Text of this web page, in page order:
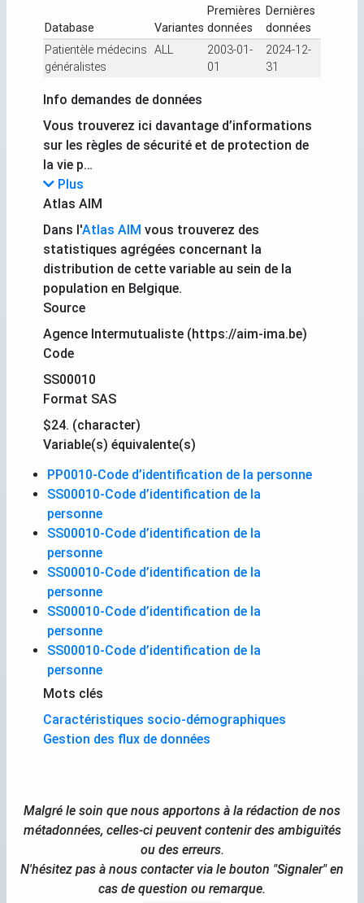
Database Variantes
Premières
données
Dernières
données
Patientèle médecins
généralistes
ALL
2003-01-
01
2024-12-
31
Info demandes de données
Vous trouverez ici davantage d’informations
sur les règles de sécurité et de protection de
la vie p…
Plus
Atlas AIM
Dans l'Atlas AIM vous trouverez des
statistiques agrégées concernant la
distribution de cette variable au sein de la
population en Belgique.
Source
Agence Intermutualiste (https://aim-ima.be)
Code
SS00010
Format SAS
$24. (character)
Variable(s) équivalente(s)
PP0010-Code d’identification de la personne
SS00010-Code d’identification de la
personne
SS00010-Code d’identification de la
personne
SS00010-Code d’identification de la
personne
SS00010-Code d’identification de la
personne
SS00010-Code d’identification de la
personne
Mots clés
Caractéristiques socio-démographiques
Gestion des flux de données
Malgré le soin que nous apportons à la rédaction de nos
métadonnées, celles-ci peuvent contenir des ambiguïtés
ou des erreurs.
N'hésitez pas à nous contacter via le bouton "Signaler" en
cas de question ou remarque.